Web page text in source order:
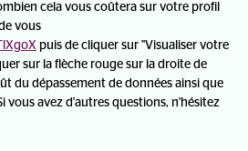
cela vous coûtera sur votre profil
vous
puis de cliquer sur "Visualiser votre
sur la flèche rouge sur la droite de
du dépassement de données ainsi que
vous avez d'autres questions, n'hésitez